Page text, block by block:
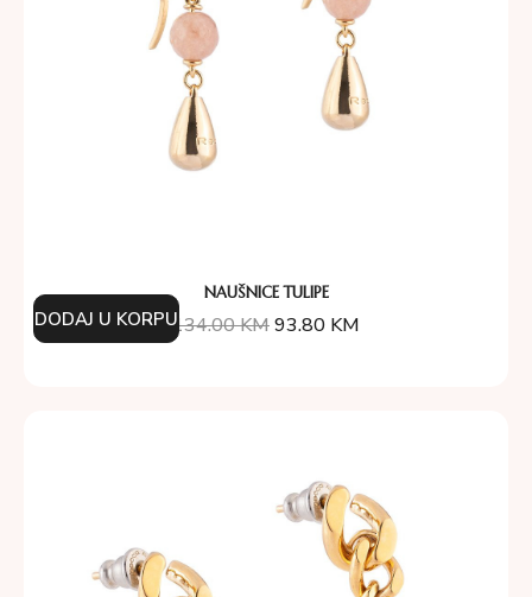
NAUŠNICE TULIPE
134.00KM93.80 KM
DODAJ U KORPU